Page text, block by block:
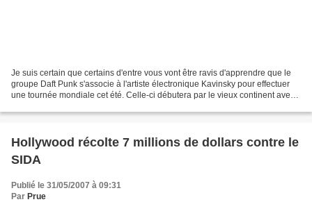
Je suis certain que certains d'entre vous vont être ravis d'apprendre que le
groupe Daft Punk s'associe à l'artiste électronique Kavinsky pour effectuer
une tournée mondiale cet été. Celle-ci débutera par le vieux continent avec
Hollywood récolte 7 millions de dollars contre le
SIDA
Publié le 31/05/2007 à 09:31
Par Prue